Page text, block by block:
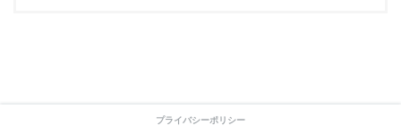
プライバシーポリシー